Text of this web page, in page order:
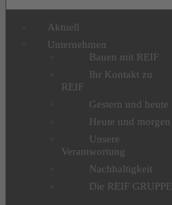
Aktuell
Unternehmen
Bauen mit REIF
Ihr Kontakt zu
REIF
Gestern und heute
Heute und morgen
Unsere
Verantwortung
Nachhaltigkeit
Die REIF GRUPPE